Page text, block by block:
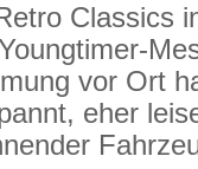
Classics
vor Ort
eher